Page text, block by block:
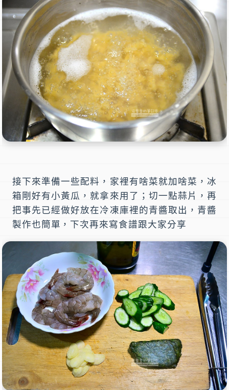
接下來準備一些配料，家裡有啥菜就加啥菜，冰
箱剛好有小黃瓜，就拿來用了；切一點蒜片，再
把事先已經做好放在冷凍庫裡的青醬取出，青醬
製作也簡單，下次再來寫食譜跟大家分享